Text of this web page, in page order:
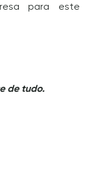
para este
de tudo.